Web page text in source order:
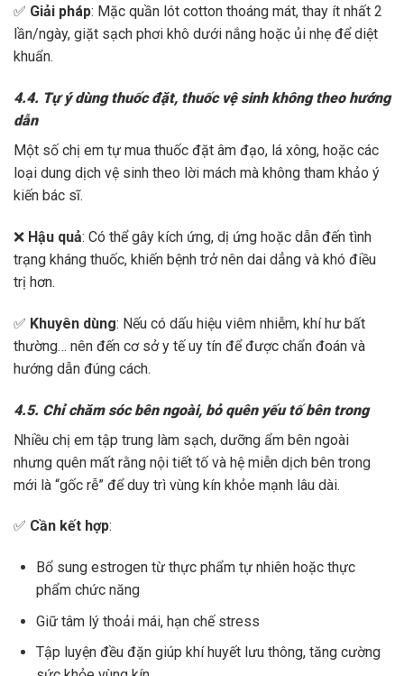
✅ Giải pháp: Mặc quần lót cotton thoáng mát, thay ít nhất 2
lần/ngày, giặt sạch phơi khô dưới nắng hoặc ủi nhẹ để diệt
khuẩn.
4.4. Tự ý dùng thuốc đặt, thuốc vệ sinh không theo hướng
dẫn
Một số chị em tự mua thuốc đặt âm đạo, lá xông, hoặc các
loại dung dịch vệ sinh theo lời mách mà không tham khảo ý
kiến bác sĩ.
❌ Hậu quả: Có thể gây kích ứng, dị ứng hoặc dẫn đến tình
trạng kháng thuốc, khiến bệnh trở nên dai dẳng và khó điều
trị hơn.
✅ Khuyên dùng: Nếu có dấu hiệu viêm nhiễm, khí hư bất
thường… nên đến cơ sở y tế uy tín để được chẩn đoán và
hướng dẫn đúng cách.
4.5. Chỉ chăm sóc bên ngoài, bỏ quên yếu tố bên trong
Nhiều chị em tập trung làm sạch, dưỡng ẩm bên ngoài
nhưng quên mất rằng nội tiết tố và hệ miễn dịch bên trong
mới là “gốc rễ” để duy trì vùng kín khỏe mạnh lâu dài.
✅ Cần kết hợp:
Bổ sung estrogen từ thực phẩm tự nhiên hoặc thực
phẩm chức năng
Giữ tâm lý thoải mái, hạn chế stress
Tập luyện đều đặn giúp khí huyết lưu thông, tăng cường